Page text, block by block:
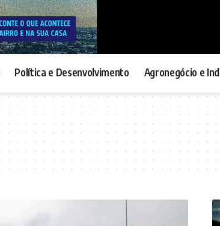
Política e Desenvolvimento Agronegócio e